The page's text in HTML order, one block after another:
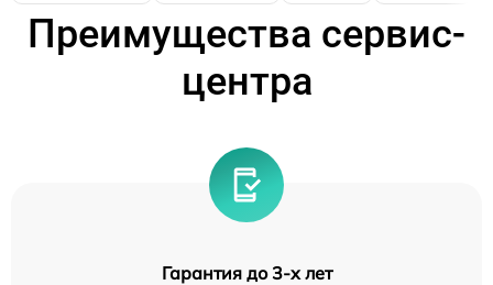
Преимущества сервис-
центра
Гарантия до 3-х лет